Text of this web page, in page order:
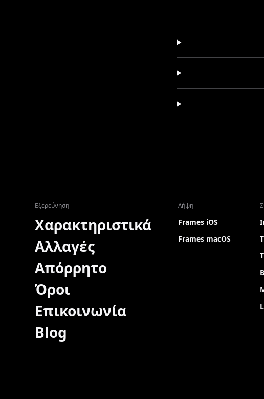
Εξερεύνηση
Χαρακτηριστικά
Αλλαγές
Απόρρητο
Όροι
Επικοινωνία
Blog
Λήψη
Frames iOS
Frames macOS